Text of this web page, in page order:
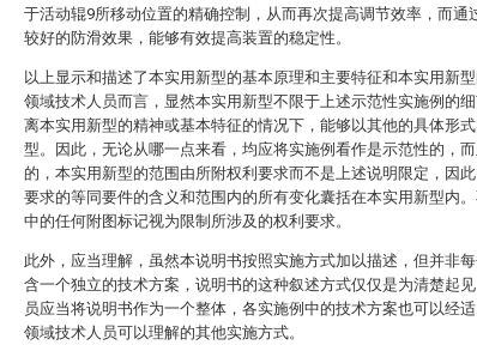
于活动辊9所移动位置的精确控制，从而再次提高调节效率，而通
较好的防滑效果，能够有效提高装置的稳定性。
以上显示和描述了本实用新型的基本原理和主要特征和本实用新
领域技术人员而言，显然本实用新型不限于上述示范性实施例的
离本实用新型的精神或基本特征的情况下，能够以其他的具体形
型。因此，无论从哪一点来看，均应将实施例看作是示范性的，
的，本实用新型的范围由所附权利要求而不是上述说明限定，因
要求的等同要件的含义和范围内的所有变化囊括在本实用新型内
中的任何附图标记视为限制所涉及的权利要求。
此外，应当理解，虽然本说明书按照实施方式加以描述，但并非
含一个独立的技术方案，说明书的这种叙述方式仅仅是为清楚起
员应当将说明书作为一个整体，各实施例中的技术方案也可以经
领域技术人员可以理解的其他实施方式。